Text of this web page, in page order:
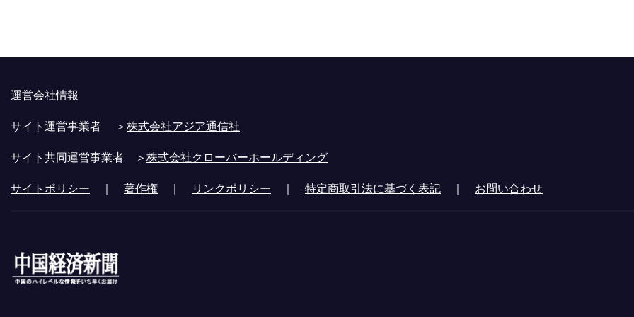
運営会社情報
サイト運営事業者 ＞株式会社アジア通信社
サイト共同運営事業者 ＞株式会社クローバーホールディング
サイトポリシー ｜ 著作権 ｜ リンクポリシー ｜ 特定商取引法に基づく表記 ｜ お問い合わせ